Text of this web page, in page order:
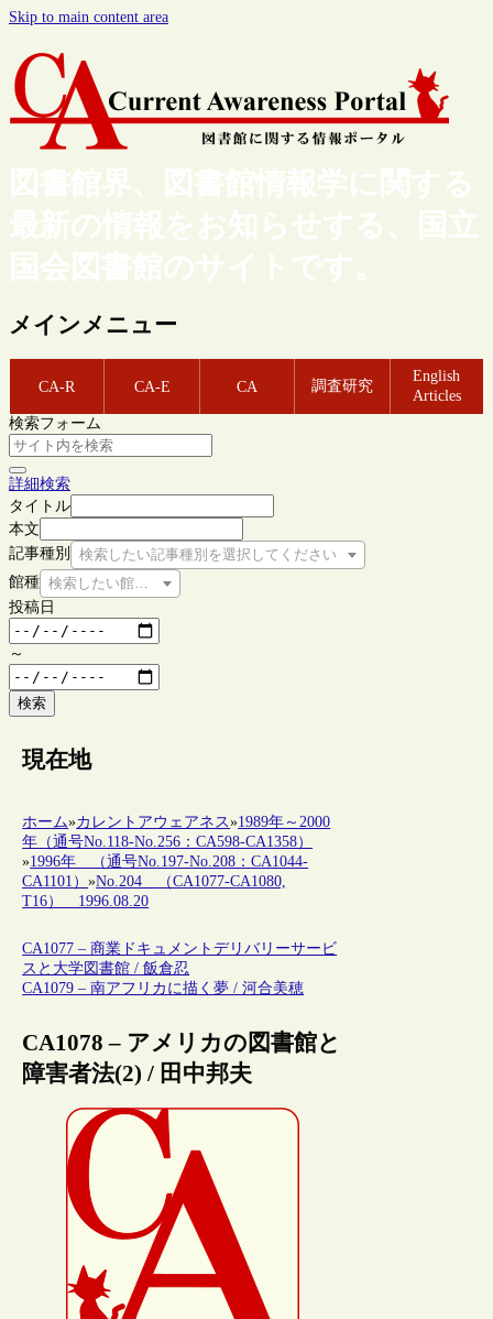
Skip to main content area
図書館界、図書館情報学に関する
最新の情報をお知らせする、国立
国会図書館のサイトです。
メインメニュー
CA-R CA-E CA 調査研究
English
Articles
検索フォーム
詳細検索
タイトル
本文
記事種別
検索したい記事種別を選択してください
館種 検索したい館種を選択してください
投稿日
～
検索
現在地
ホーム»カレントアウェアネス»1989年～2000
年（通号No.118-No.256：CA598-CA1358）
»1996年 （通号No.197-No.208：CA1044-
CA1101）»No.204 （CA1077-CA1080,
T16） 1996.08.20
CA1077 – 商業ドキュメントデリバリーサービ
スと大学図書館 / 飯倉忍
CA1079 – 南アフリカに描く夢 / 河合美穂
CA1078 – アメリカの図書館と
障害者法(2) / 田中邦夫